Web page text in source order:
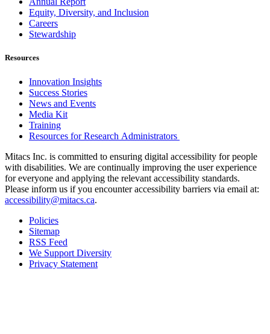
Equity, Diversity, and Inclusion
Careers
Stewardship
Resources
Innovation Insights
Success Stories
News and Events
Media Kit
Training
Resources for Research Administrators
Mitacs Inc. is committed to ensuring digital accessibility for people
with disabilities. We are continually improving the user experience
for everyone and applying the relevant accessibility standards.
Please inform us if you encounter accessibility barriers via email at:
accessibility@mitacs.ca.
Policies
Sitemap
RSS Feed
We Support Diversity
Privacy Statement